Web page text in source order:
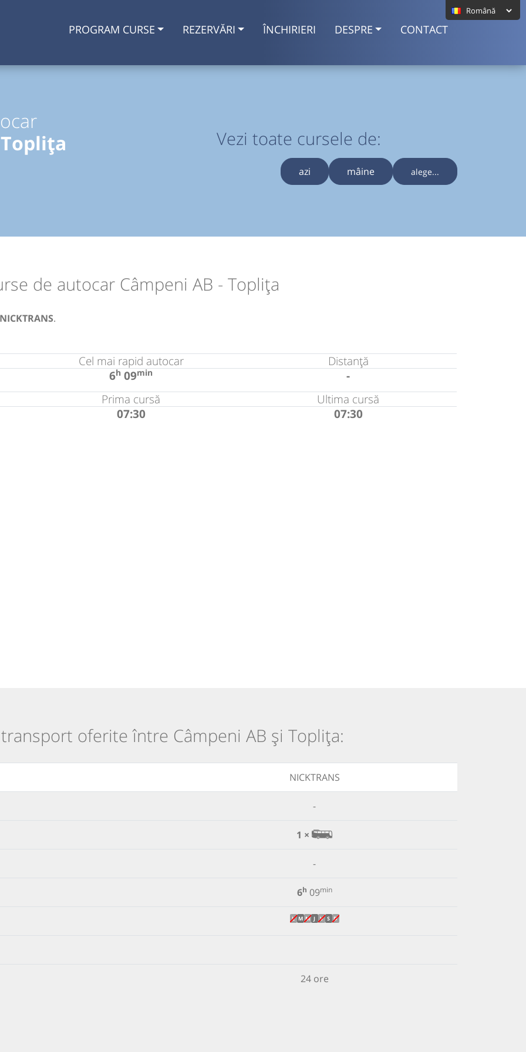
PROGRAM CURSE REZERVĂRI ÎNCHIRIERI DESPRE CONTACT
Vezi toate cursele de:
azi mâine alege...
de autocar Câmpeni AB - Toplița
NICKTRANS.
Cel mai rapid autocar
6h 09min
Distanță
-
Prima cursă
07:30
Ultima cursă
07:30
oferite între Câmpeni AB și Toplița:
NICKTRANS
-
1 ×
-
6h 09min
L M M J V S D
24 ore